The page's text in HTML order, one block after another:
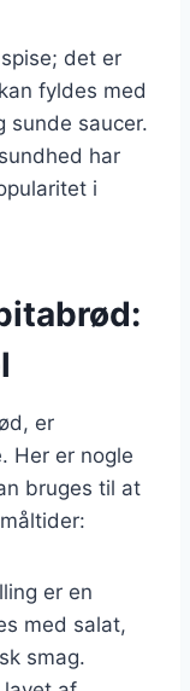
det er
fyldes med
sunde saucer.
har
i
er
Her er nogle
bruges til at
er en
med salat,
smag.